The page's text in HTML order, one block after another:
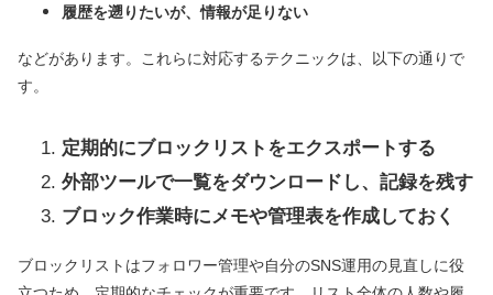
履歴を遡りたいが、情報が足りない
などがあります。これらに対応するテクニックは、以下の通りで
す。
定期的にブロックリストをエクスポートする
外部ツールで一覧をダウンロードし、記録を残す
ブロック作業時にメモや管理表を作成しておく
ブロックリストはフォロワー管理や自分のSNS運用の見直しに役